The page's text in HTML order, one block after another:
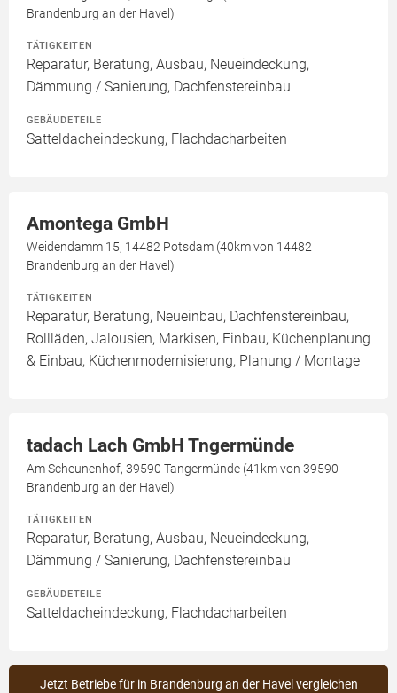
Brandenburg an der Havel)
TÄTIGKEITEN
Reparatur, Beratung, Ausbau, Neueindeckung,
Dämmung / Sanierung, Dachfenstereinbau
GEBÄUDETEILE
Satteldacheindeckung, Flachdacharbeiten
Amontega GmbH
Weidendamm 15, 14482 Potsdam (40km von 14482
Brandenburg an der Havel)
TÄTIGKEITEN
Reparatur, Beratung, Neueinbau, Dachfenstereinbau,
Rollläden, Jalousien, Markisen, Einbau, Küchenplanung
& Einbau, Küchenmodernisierung, Planung / Montage
tadach Lach GmbH Tngermünde
Am Scheunenhof, 39590 Tangermünde (41km von 39590
Brandenburg an der Havel)
TÄTIGKEITEN
Reparatur, Beratung, Ausbau, Neueindeckung,
Dämmung / Sanierung, Dachfenstereinbau
GEBÄUDETEILE
Satteldacheindeckung, Flachdacharbeiten
Jetzt Betriebe für in Brandenburg an der Havel vergleichen